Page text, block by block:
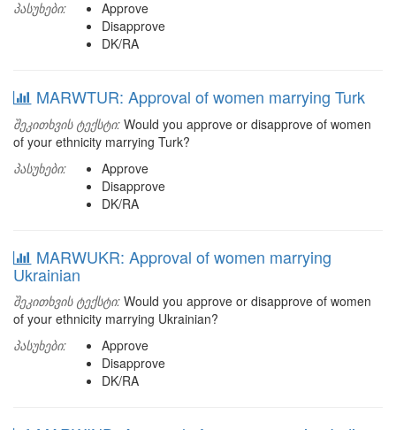
პასუხები:
Approve
Disapprove
DK/RA
MARWTUR: Approval of women marrying Turk
შეკითხვის ტექსტი: Would you approve or disapprove of women
of your ethnicity marrying Turk?
პასუხები:
Approve
Disapprove
DK/RA
MARWUKR: Approval of women marrying
Ukrainian
შეკითხვის ტექსტი: Would you approve or disapprove of women
of your ethnicity marrying Ukrainian?
პასუხები:
Approve
Disapprove
DK/RA